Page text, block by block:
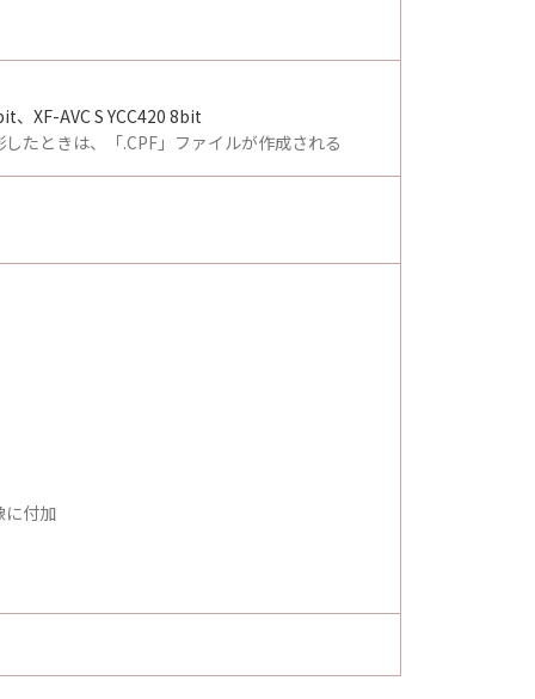
、XF-AVC S YCC420 8bit
たときは、「.CPF」ファイルが作成される
に付加